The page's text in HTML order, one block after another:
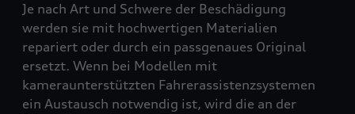
Je nach Art und Schwere der Beschädigung
werden sie mit hochwertigen Materialien
repariert oder durch ein passgenaues Original
ersetzt. Wenn bei Modellen mit
kameraunterstützten Fahrerassistenzsystemen
ein Austausch notwendig ist, wird die an der